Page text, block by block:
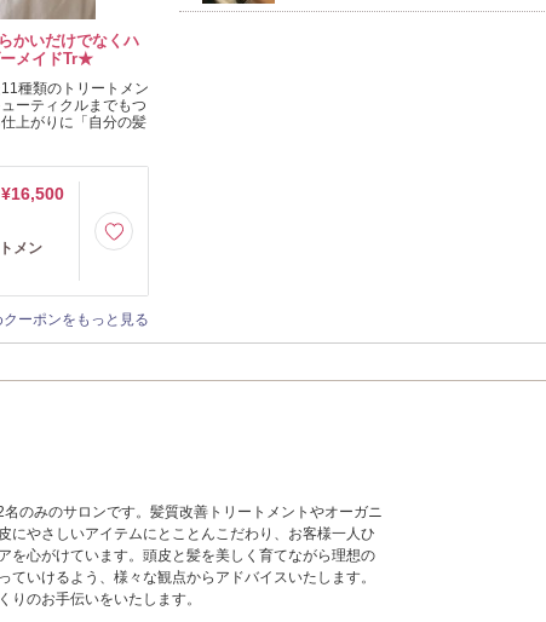
かいだけでなくハ
メイドTr★
種類のトリートメン
ーティクルまでもつ
上がりに「自分の髪
¥16,500
メン
クーポンをもっと見る
のみのサロンです。髪質改善トリートメントやオーガニ
にやさしいアイテムにとことんこだわり、お客様一人ひ
を心がけています。頭皮と髪を美しく育てながら理想の
ていけるよう、様々な観点からアドバイスいたします。
りのお手伝いをいたします。